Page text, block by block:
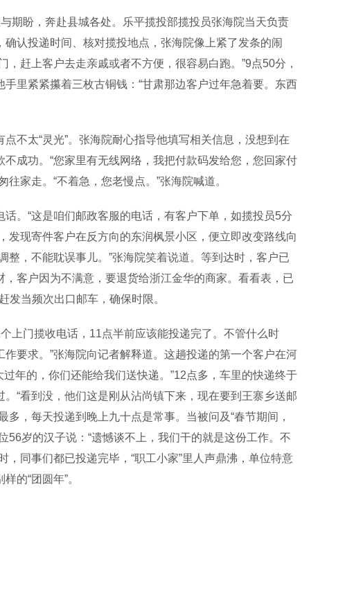
盼，奔赴县城各处。乐平揽投部揽投员张海院当天负责
认投递时间、核对揽投地点，张海院像上紧了发条的闹
赶上客户去走亲戚或者不方便，很容易白跑。”9点50分，
里紧紧攥着三枚古铜钱：“甘肃那边客户过年急着要。东西
太“灵光”。张海院耐心指导他填写相关信息，没想到在
成功。“您家里有无线网络，我把付款码发给您，您回家付
家走。“不着急，您老慢点。”张海院喊道。
“这是咱们邮政客服的电话，有客户下单，如揽投员5分
发现寄件客户在反方向的东润枫景小区，便立即改变路线向
，不能耽误事儿。”张海院笑着说道。等到达时，客户已
客户因为不满意，要退货给浙江金华的商家。看看表，已
发当频次出口邮车，确保时限。
门揽收电话，11点半前应该能投递完了。不管什么时
要求。”张海院向记者解释道。这趟投递的第一个客户在河
年的，你们还能给我们送快递。”12点多，车里的快递终于
“看到没，他们这是刚从沾尚镇下来，现在要到王寨乡送邮
，每天投递到晚上九十点是常事。当被问及“春节期间，
56岁的汉子说：“遗憾谈不上，我们干的就是这份工作。不
同事们都已投递完毕，“职工小家”里人声鼎沸，单位特意
的“团圆年”。